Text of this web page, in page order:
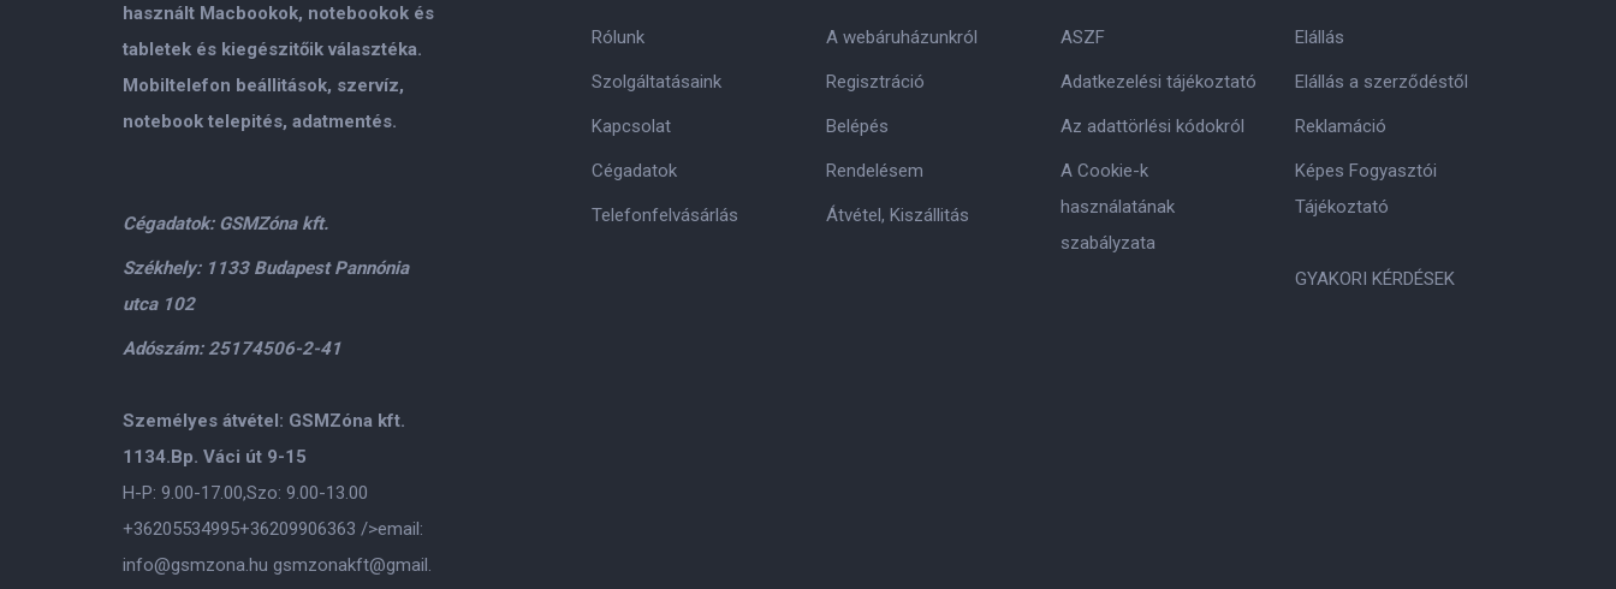
használt Macbookok, notebookok és
tabletek és kiegészitőik választéka.
Mobiltelefon beállitások, szervíz,
notebook telepités, adatmentés.
Cégadatok: GSMZóna kft.
Székhely: 1133 Budapest Pannónia
utca 102
Adószám: 25174506-2-41
Személyes átvétel: GSMZóna kft.
1134.Bp. Váci út 9-15
H-P: 9.00-17.00,Szo: 9.00-13.00
+36205534995+36209906363 />email:
info@gsmzona.hu gsmzonakft@gmail.
Rólunk
Szolgáltatásaink
Kapcsolat
Cégadatok
Telefonfelvásárlás
A webáruházunkról
Regisztráció
Belépés
Rendelésem
Átvétel, Kiszállitás
ASZF
Adatkezelési tájékoztató
Az adattörlési kódokról
A Cookie-k
használatának
szabályzata
Elállás
Elállás a szerződéstől
Reklamáció
Képes Fogyasztói
Tájékoztató
GYAKORI KÉRDÉSEK